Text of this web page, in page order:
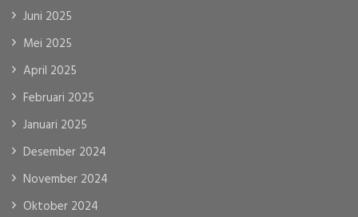
Juni 2025
Mei 2025
April 2025
Februari 2025
Januari 2025
Desember 2024
November 2024
Oktober 2024